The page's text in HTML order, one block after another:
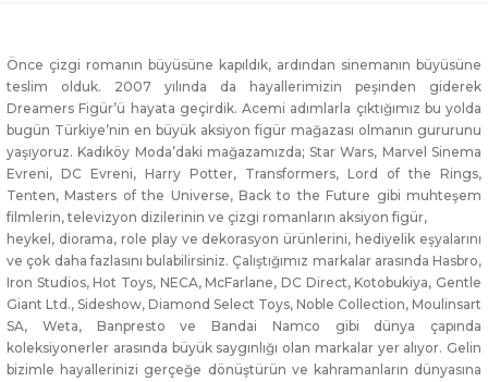
Önce çizgi romanın büyüsüne kapıldık, ardından sinemanın büyüsüne
teslim olduk. 2007 yılında da hayallerimizin peşinden giderek
Dreamers Figür’ü hayata geçirdik. Acemi adımlarla çıktığımız bu yolda
bugün Türkiye’nin en büyük aksiyon figür mağazası olmanın gururunu
yaşıyoruz. Kadıköy Moda’daki mağazamızda; Star Wars, Marvel Sinema
Evreni, DC Evreni, Harry Potter, Transformers, Lord of the Rings,
Tenten, Masters of the Universe, Back to the Future gibi muhteşem
filmlerin, televizyon dizilerinin ve çizgi romanların aksiyon figür,
heykel, diorama, role play ve dekorasyon ürünlerini, hediyelik eşyalarını
ve çok daha fazlasını bulabilirsiniz. Çalıştığımız markalar arasında Hasbro,
Iron Studios, Hot Toys, NECA, McFarlane, DC Direct, Kotobukiya, Gentle
Giant Ltd., Sideshow, Diamond Select Toys, Noble Collection, Moulinsart
SA, Weta, Banpresto ve Bandai Namco gibi dünya çapında
koleksiyonerler arasında büyük saygınlığı olan markalar yer alıyor. Gelin
bizimle hayallerinizi gerçeğe dönüştürün ve kahramanların dünyasına